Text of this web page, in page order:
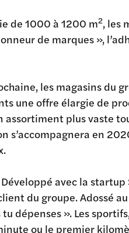
de 1000 à 1200 m2, les
de marques »,
les magasins du
une offre élargie de
plus vaste
s’accompagnera en
Développé avec la
du groupe. Adossé
dépenses ». Les
ou le premier